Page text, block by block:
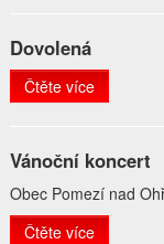
Dovolená
Čtěte více
Vánoční koncert
Obec Pomezí nad
Čtěte více